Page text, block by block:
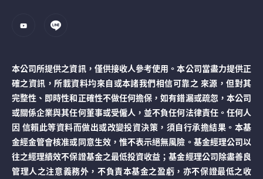
本公司所提供之資訊，僅供接收人參考使用。本公司當盡力提供正
確之資訊，所載資料均來自或本諸我們相信可靠之 來源，但對其
完整性、即時性和正確性不做任何擔保，如有錯漏或疏忽，本公司
或關係企業與其任何董事或受僱人，並不負任何法律責任。任何人
因 信賴此等資料而做出或改變投資決策，須自行承擔結果。本基
金經金管會核准或同意生效，惟不表示絕無風險。基金經理公司以
往之經理績效不保證基金之最低投資收益；基金經理公司除盡善良
管理人之注意義務外，不負責本基金之盈虧，亦不保證最低之收